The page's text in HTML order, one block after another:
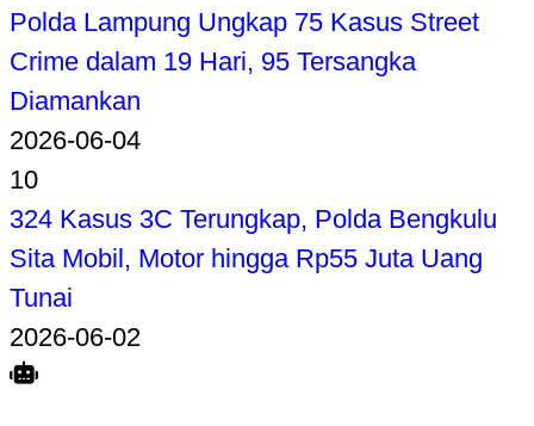
Polda Lampung Ungkap 75 Kasus Street
Crime dalam 19 Hari, 95 Tersangka
Diamankan
2026-06-04
10
324 Kasus 3C Terungkap, Polda Bengkulu
Sita Mobil, Motor hingga Rp55 Juta Uang
Tunai
2026-06-02